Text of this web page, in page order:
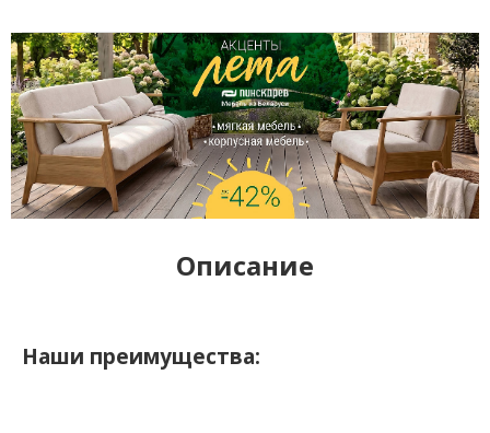
Описание
Наши преимущества: